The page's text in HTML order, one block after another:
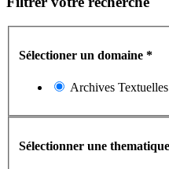
Sélectioner un domaine *
Archives
Sélectionner une thematique